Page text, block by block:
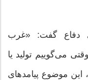
دفاع گفت: «غرب
می‌گوییم تولید یا
موضوع پیامدهای